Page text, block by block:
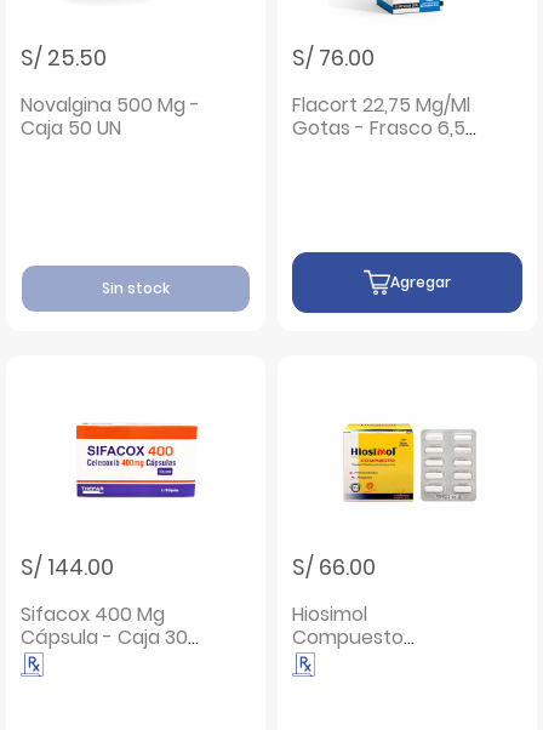
S/ 25.50
Novalgina 500 Mg -
Caja 50 UN
Sin stock
S/ 76.00
Flacort 22,75 Mg/Ml
Gotas - Frasco 6,5
Agregar
S/ 144.00
Sifacox 400 Mg
Cápsula - Caja 30
UN
S/ 66.00
Hiosimol
Compuesto
Tableta Recubierta
- Caja 100 UN